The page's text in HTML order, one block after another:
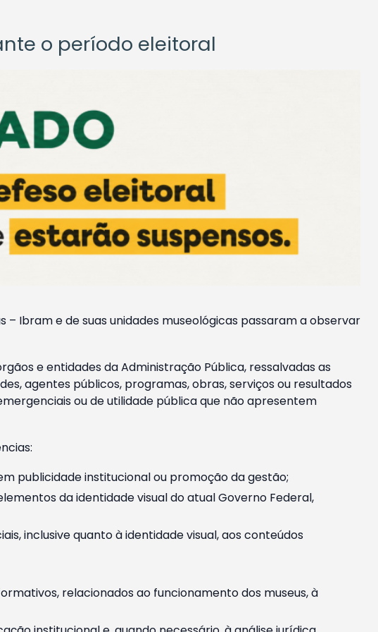
o período eleitoral
– Ibram e de suas unidades museológicas passaram a observar
e entidades da Administração Pública, ressalvadas as
agentes públicos, programas, obras, serviços ou resultados
ou de utilidade pública que não apresentem
publicidade institucional ou promoção da gestão;
da identidade visual do atual Governo Federal,
inclusive quanto à identidade visual, aos conteúdos
relacionados ao funcionamento dos museus, à